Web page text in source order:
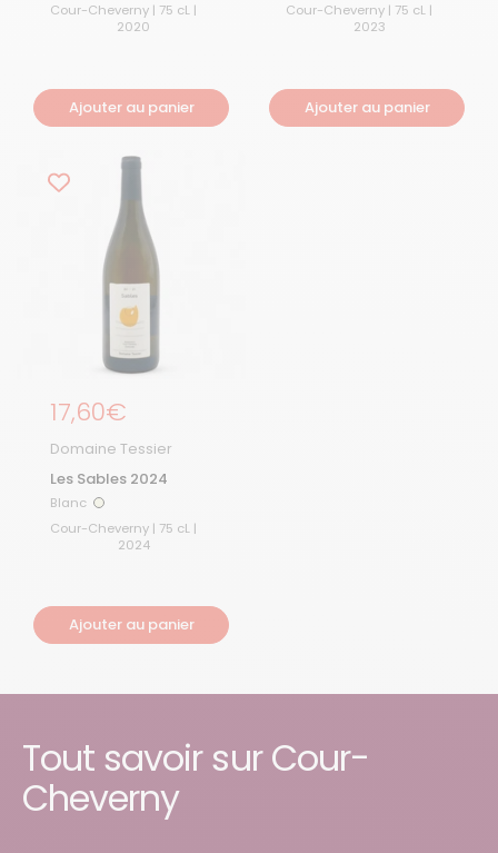
Cour-Cheverny | 75 cL |
2020
Ajouter au panier
Cour-Cheverny | 75 cL |
2023
Ajouter au panier
Prix régulier
17,60€
Domaine Tessier
Les Sables 2024
Blanc Blanc
Cour-Cheverny | 75 cL |
2024
Ajouter au panier
Tout savoir sur Cour-
Cheverny